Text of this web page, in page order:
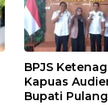
BPJS
Kapuas
Bupati